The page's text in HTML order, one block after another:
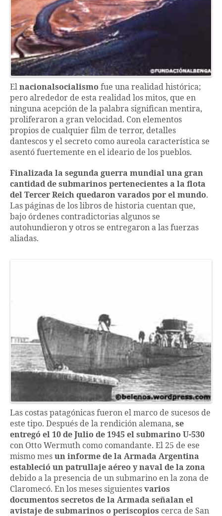
El nacionalsocialismo fue una realidad histórica;
pero alrededor de esta realidad los mitos, que en
ninguna acepción de la palabra significan mentira,
proliferaron a gran velocidad. Con elementos
propios de cualquier film de terror, detalles
dantescos y el secreto como aureola característica se
asentó fuertemente en el ideario de los pueblos.
Finalizada la segunda guerra mundial una gran
cantidad de submarinos pertenecientes a la flota
del Tercer Reich quedaron varados por el mundo.
Las páginas de los libros de historia cuentan que,
bajo órdenes contradictorias algunos se
autohundieron y otros se entregaron a las fuerzas
aliadas.
Las costas patagónicas fueron el marco de sucesos de
este tipo. Después de la rendición alemana, se
entregó el 10 de Julio de 1945 el submarino U-530
con Otto Wermuth como comandante. El 25 de ese
mismo mes un informe de la Armada Argentina
estableció un patrullaje aéreo y naval de la zona
debido a la presencia de un submarino en la zona de
Claromecó. En los meses siguientes varios
documentos secretos de la Armada señalan el
avistaje de submarinos o periscopios cerca de San